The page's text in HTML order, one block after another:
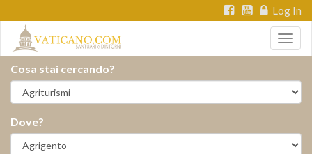
Log In
Cosa stai cercando?
Dove?